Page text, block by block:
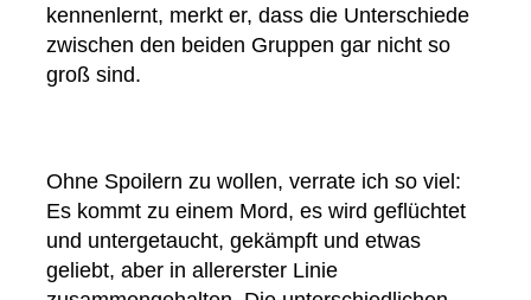
kennenlernt, merkt er, dass die Unterschiede
zwischen den beiden Gruppen gar nicht so
groß sind.
Ohne Spoilern zu wollen, verrate ich so viel:
Es kommt zu einem Mord, es wird geflüchtet
und untergetaucht, gekämpft und etwas
geliebt, aber in allererster Linie